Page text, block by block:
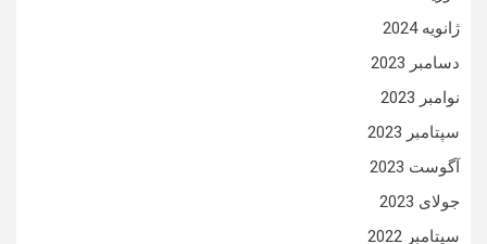
ژانویه 2024
دسامبر 2023
نوامبر 2023
سپتامبر 2023
آگوست 2023
جولای 2023
سپتامبر 2022